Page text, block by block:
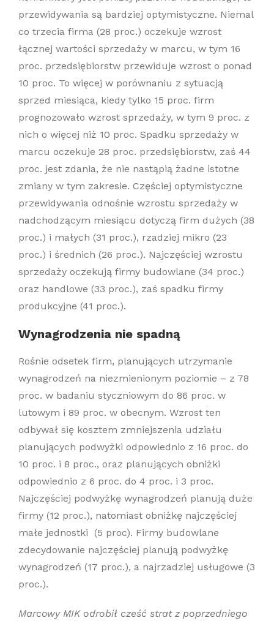
przewidywania są bardziej optymistyczne. Niemal
co trzecia firma (28 proc.) oczekuje wzrost
łącznej wartości sprzedaży w marcu, w tym 16
proc. przedsiębiorstw przewiduje wzrost o ponad
10 proc. To więcej w porównaniu z sytuacją
sprzed miesiąca, kiedy tylko 15 proc. firm
prognozowało wzrost sprzedaży, w tym 9 proc. z
nich o więcej niż 10 proc. Spadku sprzedaży w
marcu oczekuje 28 proc. przedsiębiorstw, zaś 44
proc. jest zdania, że nie nastąpią żadne istotne
zmiany w tym zakresie. Częściej optymistyczne
przewidywania odnośnie wzrostu sprzedaży w
nadchodzącym miesiącu dotyczą firm dużych (38
proc.) i małych (31 proc.), rzadziej mikro (23
proc.) i średnich (26 proc.). Najczęściej wzrostu
sprzedaży oczekują firmy budowlane (34 proc.)
oraz handlowe (33 proc.), zaś spadku firmy
produkcyjne (41 proc.).
Wynagrodzenia nie spadną
Rośnie odsetek firm, planujących utrzymanie
wynagrodzeń na niezmienionym poziomie – z 78
proc. w badaniu styczniowym do 86 proc. w
lutowym i 89 proc. w obecnym. Wzrost ten
odbywał się kosztem zmniejszenia udziału
planujących podwyżki odpowiednio z 16 proc. do
10 proc. i 8 proc., oraz planujących obniżki
odpowiednio z 6 proc. do 4 proc. i 3 proc.
Najczęściej podwyżkę wynagrodzeń planują duże
firmy (12 proc.), natomiast obniżkę najczęściej
małe jednostki (5 proc). Firmy budowlane
zdecydowanie najczęściej planują podwyżkę
wynagrodzeń (17 proc.), a najrzadziej usługowe (3
proc.).
Marcowy MIK odrobił cześć strat z poprzedniego